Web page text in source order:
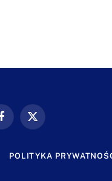
FacebookX
POLITYKA